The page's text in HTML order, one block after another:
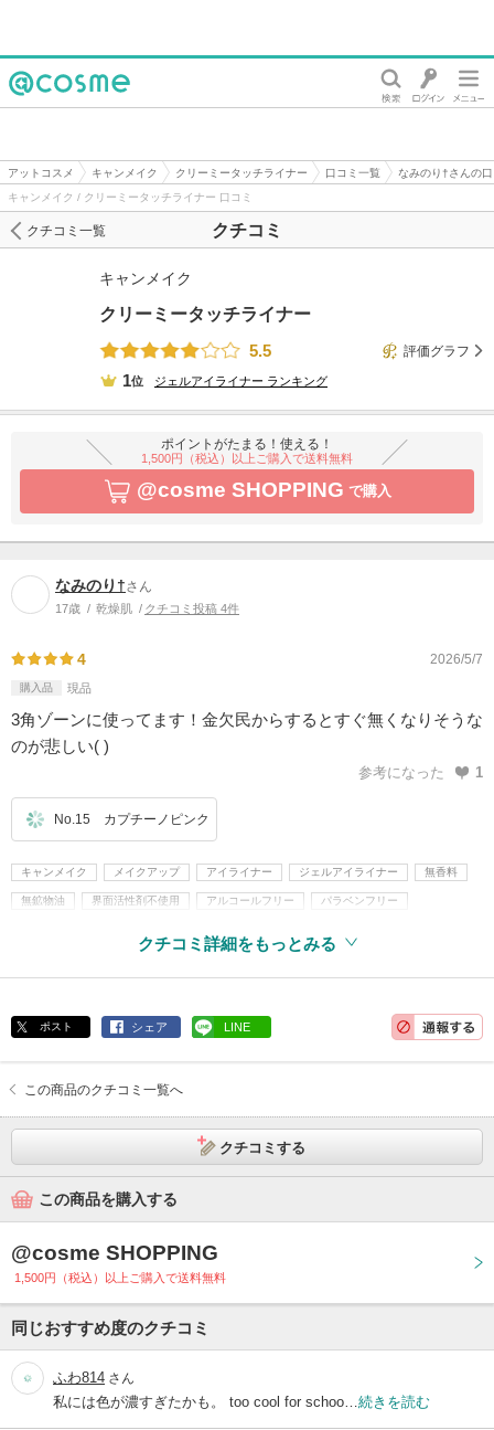
アットコスメ キャンメイク クリーミータッチライナー 口コミ一覧
なみのり†さんの
キャンメイク / クリーミータッチライナー 口コミ
クチコミ
クチコミ一覧
キャンメイク
クリーミータッチライナー
5.5
評価グラフ
1位 ジェルアイライナー ランキング
ポイントがたまる！使える！
1,500円（税込）以上ご購入で送料無料
@cosme SHOPPING で購入
なみのり†さん
17歳 乾燥肌 クチコミ投稿 4件
4 2026/5/7
購入品 現品
3角ゾーンに使ってます！金欠民からするとすぐ無くなりそうな
のが悲しい( )
参考になった 1
No.15 カプチーノピンク
キャンメイク メイクアップ アイライナー ジェルアイライナー 無香料
無鉱物油 界面活性剤不使用 アルコールフリー パラベンフリー
クチコミ詳細をもっとみる
ポスト シェア LINE
この商品のクチコミ一覧へ
クチコミする
この商品を購入する
@cosme SHOPPING
1,500円（税込）以上ご購入で送料無料
同じおすすめ度のクチコミ
ふわ814 さん
私には色が濃すぎたかも。 too cool for schoo… 続きを読む